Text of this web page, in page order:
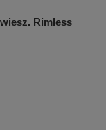
Rimless